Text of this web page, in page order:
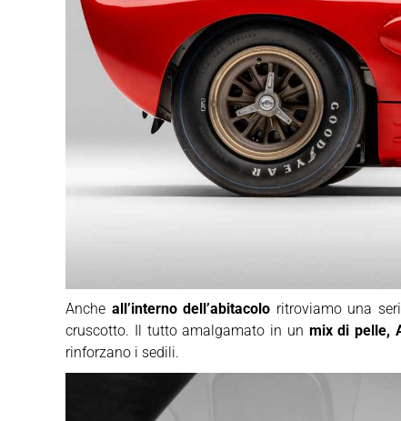
Anche all’interno dell’abitacolo ritroviamo una
cruscotto. Il tutto amalgamato in un mix di pelle,
rinforzano i sedili.